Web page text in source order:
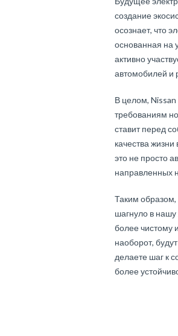
создание
осознает, что
основанная на
активно
автомобилей и
В целом, Nissan
требованиям
ставит перед
качества
это не просто
направленных
Таким образом,
шагнуло в
более чистому
наоборот,
делаете шаг к
более